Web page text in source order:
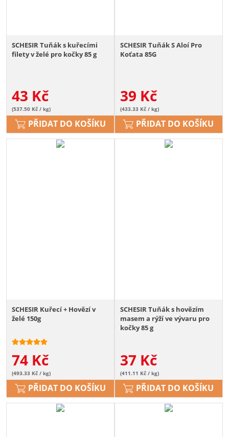
SCHESIR Tuňák s kuřecími
filety v želé pro kočky 85 g
43 Kč
(537.50 Kč / kg)
PŘIDAT DO KOŠÍKU
SCHESIR Tuňák S Aloí Pro
Koťata 85G
39 Kč
(433.33 Kč / kg)
PŘIDAT DO KOŠÍKU
SCHESIR Kuřecí + Hovězí v
želé 150g
74 Kč
(493.33 Kč / kg)
PŘIDAT DO KOŠÍKU
SCHESIR Tuňák s hovězím
masem a rýží ve vývaru pro
kočky 85 g
37 Kč
(411.11 Kč / kg)
PŘIDAT DO KOŠÍKU